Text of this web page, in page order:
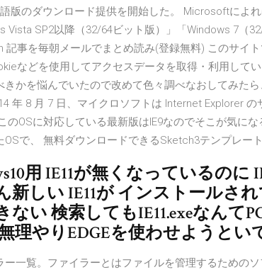
版のダウンロード提供を開始した。 Microsoftによ
Vista SP2以降（32/64ビット版）」「Windows 7（
記事を毎朝メールでまとめ読み(登録無料) このサイ
などを使用してアクセスデータを取得・利用して
きかを悩んでいたので改めて色々調べなおしてみた
年 8 月 7 日、マイクロソフトは Internet Explorer
のOSに対応している最新版はIE9なのでそこが気に
OSで、 無料ダウンロードできるSketch3テンプレー
用 IE11が無くなっているのに
新しい IE11が インストールさ
ない 検索してもIE11.exeなんて
理やりEDGEを使わせようとい
ー一覧。ファイラーとはファイルを管理するための